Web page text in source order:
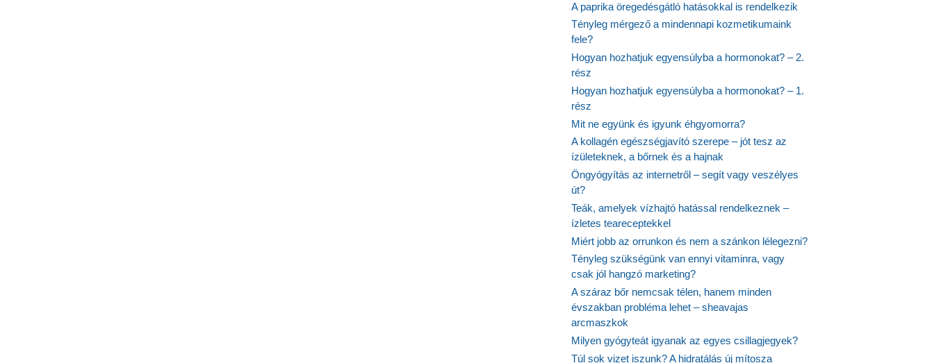
A paprika öregedésgátló hatásokkal is rendelkezik
Tényleg mérgező a mindennapi kozmetikumaink
fele?
Hogyan hozhatjuk egyensúlyba a hormonokat? – 2.
rész
Hogyan hozhatjuk egyensúlyba a hormonokat? – 1.
rész
Mit ne együnk és igyunk éhgyomorra?
A kollagén egészségjavító szerepe – jót tesz az
ízületeknek, a bőrnek és a hajnak
Öngyógyítás az internetről – segít vagy veszélyes
út?
Teák, amelyek vízhajtó hatással rendelkeznek –
ízletes teareceptekkel
Miért jobb az orrunkon és nem a szánkon lélegezni?
Tényleg szükségünk van ennyi vitaminra, vagy
csak jól hangzó marketing?
A száraz bőr nemcsak télen, hanem minden
évszakban probléma lehet – sheavajas
arcmaszkok
Milyen gyógyteát igyanak az egyes csillagjegyek?
Túl sok vizet iszunk? A hidratálás új mítosza